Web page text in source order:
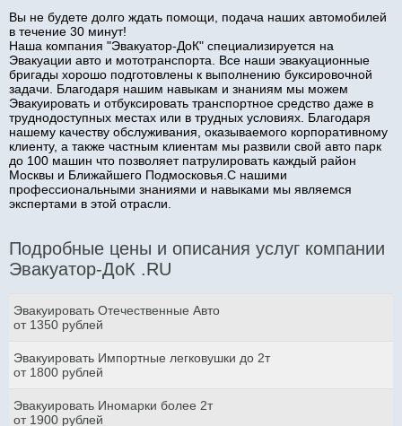
Вы не будете долго ждать помощи, подача наших автомобилей
в течение 30 минут!
Наша компания "Эвакуатор-ДоК" специализируется на
Эвакуации авто и мототранспорта. Все наши эвакуационные
бригады хорошо подготовлены к выполнению буксировочной
задачи. Благодаря нашим навыкам и знаниям мы можем
Эвакуировать и отбуксировать транспортное средство даже в
труднодоступных местах или в трудных условиях. Благодаря
нашему качеству обслуживания, оказываемого корпоративному
клиенту, а также частным клиентам мы развили свой авто парк
до 100 машин что позволяет патрулировать каждый район
Москвы и Ближайшего Подмосковья.С нашими
профессиональными знаниями и навыками мы являемся
экспертами в этой отрасли.
Подробные цены и описания услуг компании
Эвакуатор-ДоК .RU
Эвакуировать Отечественные Авто
от 1350 рублей
Эвакуировать Импортные легковушки до 2т
от 1800 рублей
Эвакуировать Иномарки более 2т
от 1900 рублей